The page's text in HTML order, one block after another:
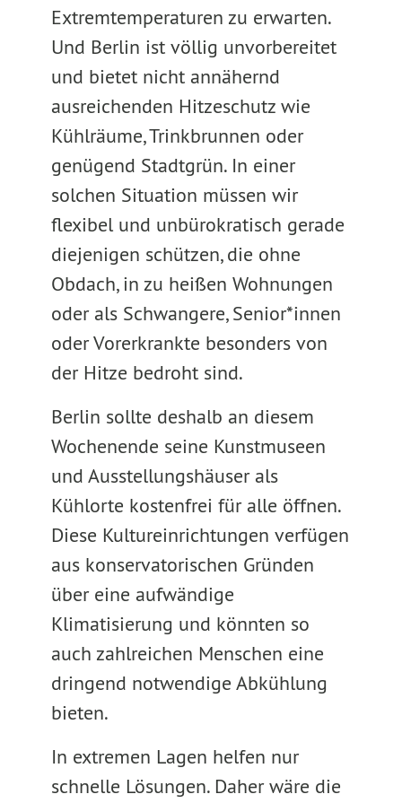
Extremtemperaturen zu erwarten.
Und Berlin ist völlig unvorbereitet
und bietet nicht annähernd
ausreichenden Hitzeschutz wie
Kühlräume, Trinkbrunnen oder
genügend Stadtgrün. In einer
solchen Situation müssen wir
flexibel und unbürokratisch gerade
diejenigen schützen, die ohne
Obdach, in zu heißen Wohnungen
oder als Schwangere, Senior*innen
oder Vorerkrankte besonders von
der Hitze bedroht sind.
Berlin sollte deshalb an diesem
Wochenende seine Kunstmuseen
und Ausstellungshäuser als
Kühlorte kostenfrei für alle öffnen.
Diese Kultureinrichtungen verfügen
aus konservatorischen Gründen
über eine aufwändige
Klimatisierung und könnten so
auch zahlreichen Menschen eine
dringend notwendige Abkühlung
bieten.
In extremen Lagen helfen nur
schnelle Lösungen. Daher wäre die